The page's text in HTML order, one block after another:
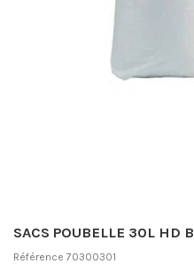
SACS POUBELLE 30L HD
Référence 70300301